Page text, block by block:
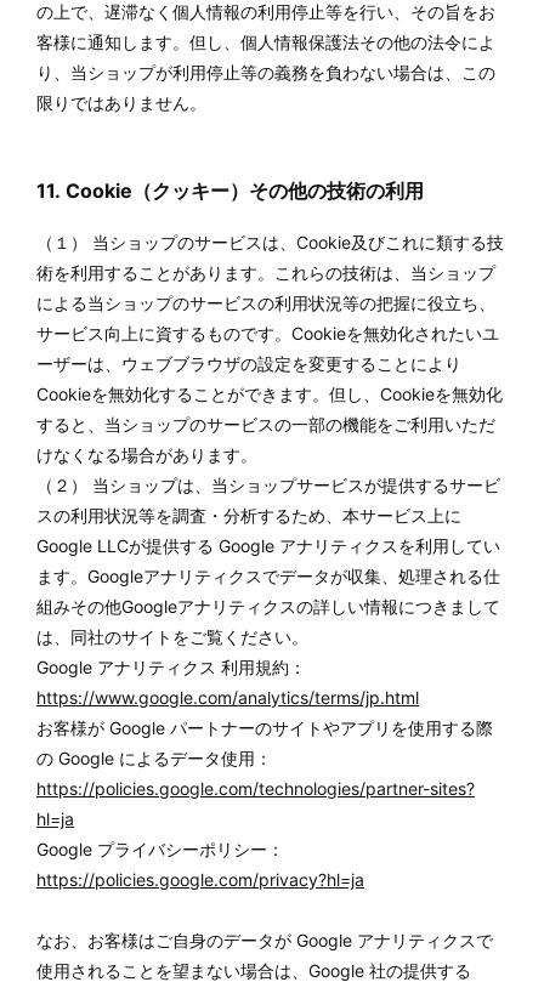
の上で、遅滞なく個人情報の利用停止等を行い、その旨をお
客様に通知します。但し、個人情報保護法その他の法令によ
り、当ショップが利用停止等の義務を負わない場合は、この
限りではありません。
11. Cookie（クッキー）その他の技術の利用
（１） 当ショップのサービスは、Cookie及びこれに類する技
術を利用することがあります。これらの技術は、当ショップ
による当ショップのサービスの利用状況等の把握に役立ち、
サービス向上に資するものです。Cookieを無効化されたいユ
ーザーは、ウェブブラウザの設定を変更することにより
Cookieを無効化することができます。但し、Cookieを無効化
すると、当ショップのサービスの一部の機能をご利用いただ
けなくなる場合があります。
（２） 当ショップは、当ショップサービスが提供するサービ
スの利用状況等を調査・分析するため、本サービス上に
Google LLCが提供する Google アナリティクスを利用してい
ます。Googleアナリティクスでデータが収集、処理される仕
組みその他Googleアナリティクスの詳しい情報につきまして
は、同社のサイトをご覧ください。
Google アナリティクス 利用規約：
https://www.google.com/analytics/terms/jp.html
お客様が Google パートナーのサイトやアプリを使用する際
の Google によるデータ使用：
https://policies.google.com/technologies/partner-sites?
hl=ja
Google プライバシーポリシー：
https://policies.google.com/privacy?hl=ja
なお、お客様はご自身のデータが Google アナリティクスで
使用されることを望まない場合は、Google 社の提供する